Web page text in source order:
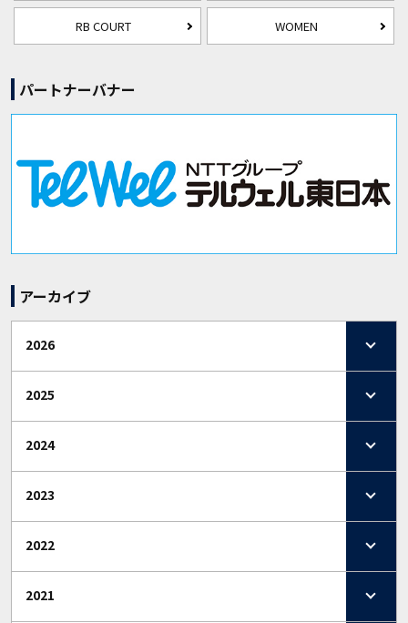
RB COURT WOMEN
パートナーバナー
アーカイブ
2026
2025
2024
2023
2022
2021